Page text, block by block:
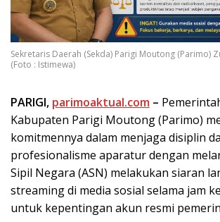
Sekretaris Daerah (Sekda) Parigi Moutong (Parimo)
(Foto : Istimewa)
PARIGI, parimoaktual.com –
Kabupaten Parigi Moutong (Parimo)
komitmennya dalam menjaga disiplin
profesionalisme aparatur dengan
Sipil Negara (ASN) melakukan siaran
streaming di media sosial selama jam
untuk kepentingan akun resmi